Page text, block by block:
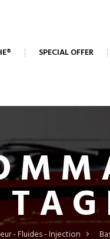
SPECIAL OFFER
- Fluides - Injection >